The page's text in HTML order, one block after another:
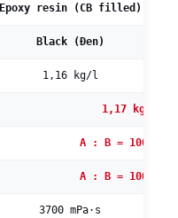
Epoxy resin (CB filled)
Black (Đen)
1,16 kg/l
1,17 kg/l
A : B = 100 : 20
A : B = 100 : 25
3700 mPa·s